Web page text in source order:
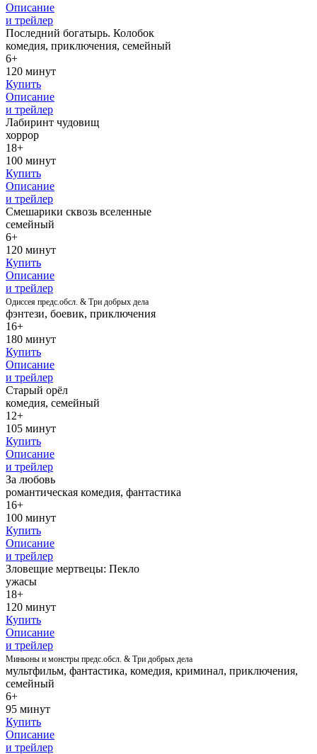
Описание
и трейлер
Последний богатырь. Колобок
комедия, приключения, семейный
6+
120 минут
Купить
Описание
и трейлер
Лабиринт чудовищ
хоррор
18+
100 минут
Купить
Описание
и трейлер
Смешарики сквозь вселенные
семейный
6+
120 минут
Купить
Описание
и трейлер
Одиссея предс.обсл. & Три добрых дела
фэнтези, боевик, приключения
16+
180 минут
Купить
Описание
и трейлер
Старый орёл
комедия, семейный
12+
105 минут
Купить
Описание
и трейлер
За любовь
романтическая комедия, фантастика
16+
100 минут
Купить
Описание
и трейлер
Зловещие мертвецы: Пекло
ужасы
18+
120 минут
Купить
Описание
и трейлер
Миньоны и монстры предс.обсл. & Три добрых дела
мультфильм, фантастика, комедия, криминал, приключения,
семейный
6+
95 минут
Купить
Описание
и трейлер